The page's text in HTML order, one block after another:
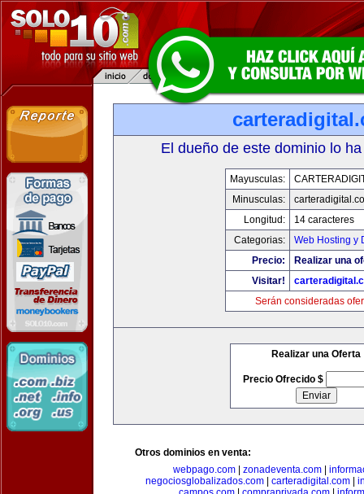
El dueño de este dominio lo
Mayusculas:
Minusculas:
Longitud:
14 caracteres
Categorias:
Web Hosting y
Precio:
Realizar una
Visitar!
Serán consideradas
Realizar una Oferta
Precio Ofrecido $
Otros dominios en venta:
webpago.com
zonadeventa.com
negociosglobalizados.com
carteradigital.com